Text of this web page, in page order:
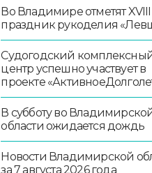
Во Владимире отметят XVIII
праздник рукоделия
Судогодский
центр успешно участвует в
проекте
В субботу во
области ожидается дождь
Новости Владимирской
за 7 августа 2026 года